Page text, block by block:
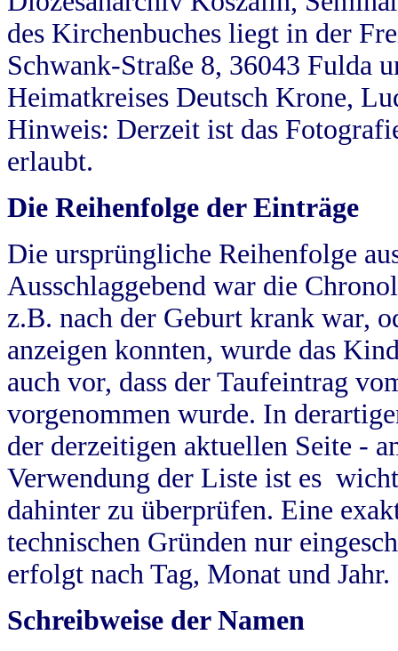
des Kirchenbuches liegt in der
Schwank-Straße 8, 36043 Fulda
Heimatkreises Deutsch Krone,
Hinweis: Derzeit ist das
erlaubt.
Die Reihenfolge der Einträge
Die ursprüngliche Reihenfolge
Ausschlaggebend war die
z.B. nach der Geburt krank war,
anzeigen konnten, wurde das
auch vor, dass der Taufeintrag
vorgenommen wurde. In
der derzeitigen aktuellen Seite -
Verwendung der Liste ist es
dahinter zu überprüfen. Eine
technischen Gründen nur
erfolgt nach Tag, Monat und Jahr.
Schreibweise der Namen